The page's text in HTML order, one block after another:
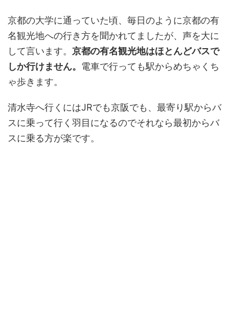
京都の大学に通っていた頃、毎日のように京都の有
名観光地への行き方を聞かれてましたが、声を大に
して言います。 京都の有名観光地はほとんどバスで
しか行けません。 電車で行っても駅からめちゃくち
ゃ歩きます。
清水寺へ行くにはJRでも京阪でも、最寄り駅からバ
スに乗って行く羽目になるのでそれなら最初からバ
スに乗る方が楽です。